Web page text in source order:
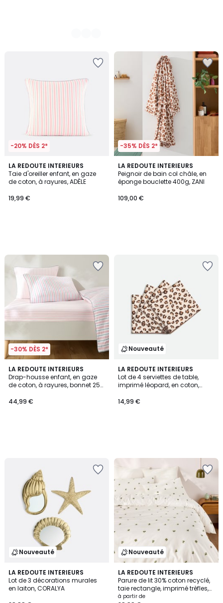
-20% DÈS 2*
LA REDOUTE INTERIEURS
Taie d'oreiller enfant, en gaze
de coton, à rayures, ADÈLE
19,99 €
-35% DÈS 2*
LA REDOUTE INTERIEURS
Peignoir de bain col châle, en
éponge bouclette 400g, ZANI
109,00 €
-30% DÈS 2*
LA REDOUTE INTERIEURS
Drap-housse enfant, en gaze
de coton, à rayures, bonnet 25
44,99 €
Nouveauté
LA REDOUTE INTERIEURS
Lot de 4 serviettes de table,
imprimé léopard, en coton,
14,99 €
Nouveauté
LA REDOUTE INTERIEURS
Lot de 3 décorations murales
en laiton, CORALYA
Nouveauté
LA REDOUTE INTERIEURS
Parure de lit 30% coton recyclé,
taie rectangle, imprimé trèfles,
LUCKY CLOVER
à partir de